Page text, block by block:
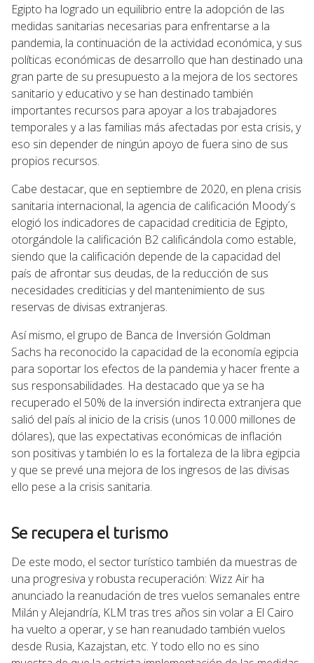
Egipto ha logrado un equilibrio entre la adopción de las
medidas sanitarias necesarias para enfrentarse a la
pandemia, la continuación de la actividad económica, y sus
políticas económicas de desarrollo que han destinado una
gran parte de su presupuesto a la mejora de los sectores
sanitario y educativo y se han destinado también
importantes recursos para apoyar a los trabajadores
temporales y a las familias más afectadas por esta crisis, y
eso sin depender de ningún apoyo de fuera sino de sus
propios recursos.
Cabe destacar, que en septiembre de 2020, en plena crisis
sanitaria internacional, la agencia de calificación Moody´s
elogió los indicadores de capacidad crediticia de Egipto,
otorgándole la calificación B2 calificándola como estable,
siendo que la calificación depende de la capacidad del
país de afrontar sus deudas, de la reducción de sus
necesidades crediticias y del mantenimiento de sus
reservas de divisas extranjeras.
Así mismo, el grupo de Banca de Inversión Goldman
Sachs ha reconocido la capacidad de la economía egipcia
para soportar los efectos de la pandemia y hacer frente a
sus responsabilidades. Ha destacado que ya se ha
recuperado el 50% de la inversión indirecta extranjera que
salió del país al inicio de la crisis (unos 10.000 millones de
dólares), que las expectativas económicas de inflación
son positivas y también lo es la fortaleza de la libra egipcia
y que se prevé una mejora de los ingresos de las divisas
ello pese a la crisis sanitaria.
Se recupera el turismo
De este modo, el sector turístico también da muestras de
una progresiva y robusta recuperación: Wizz Air ha
anunciado la reanudación de tres vuelos semanales entre
Milán y Alejandría, KLM tras tres años sin volar a El Cairo
ha vuelto a operar, y se han reanudado también vuelos
desde Rusia, Kazajstan, etc. Y todo ello no es sino